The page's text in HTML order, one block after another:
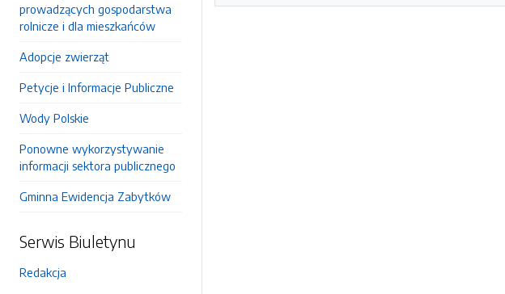
prowadzących gospodarstwa
rolnicze i dla mieszkańców
Adopcje zwierząt
Petycje i Informacje Publiczne
Wody Polskie
Ponowne wykorzystywanie
informacji sektora publicznego
Gminna Ewidencja Zabytków
Serwis Biuletynu
Redakcja